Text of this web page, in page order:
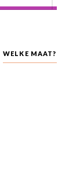
WELKE MAAT?